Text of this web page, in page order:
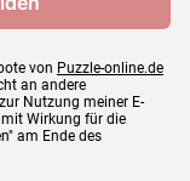
von Puzzle-online.de
an andere
Nutzung meiner E-
mit Wirkung für die
am Ende des